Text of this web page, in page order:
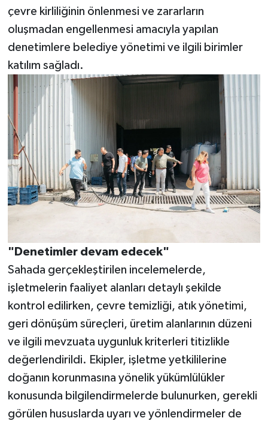
çevre kirliliğinin önlenmesi ve zararların
oluşmadan engellenmesi amacıyla yapılan
denetimlere belediye yönetimi ve ilgili birimler
katılım sağladı.
"Denetimler devam edecek"
Sahada gerçekleştirilen incelemelerde,
işletmelerin faaliyet alanları detaylı şekilde
kontrol edilirken, çevre temizliği, atık yönetimi,
geri dönüşüm süreçleri, üretim alanlarının düzeni
ve ilgili mevzuata uygunluk kriterleri titizlikle
değerlendirildi. Ekipler, işletme yetkililerine
doğanın korunmasına yönelik yükümlülükler
konusunda bilgilendirmelerde bulunurken, gerekli
görülen hususlarda uyarı ve yönlendirmeler de